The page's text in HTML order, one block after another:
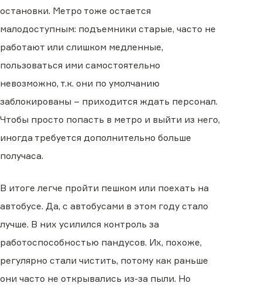
остановки. Метро тоже остается
малодоступным: подъемники старые, часто не
работают или слишком медленные,
пользоваться ими самостоятельно
невозможно, т.к. они по умолчанию
заблокированы – приходится ждать персонал.
Чтобы просто попасть в метро и выйти из него,
иногда требуется дополнительно больше
получаса.
В итоге легче пройти пешком или поехать на
автобусе. Да, с автобусами в этом году стало
лучше. В них усилился контроль за
работоспособностью пандусов. Их, похоже,
регулярно стали чистить, потому как раньше
они часто не открывались из-за пыли. Но